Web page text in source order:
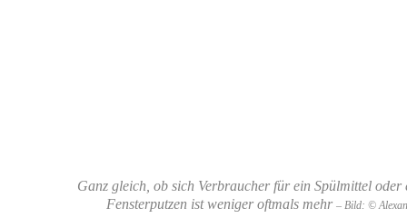
Ganz gleich, ob sich Verbraucher für ein Spülmittel
Fensterputzen ist weniger oftmals mehr – Bild: ©